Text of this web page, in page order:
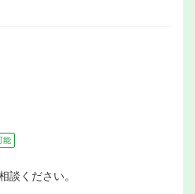
能
談ください。